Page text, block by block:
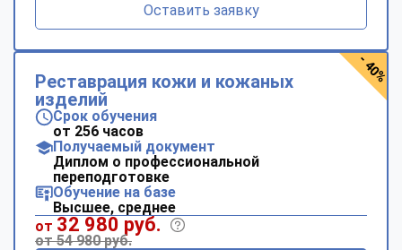
Оставить заявку
Реставрация кожи и кожаных
изделий
Срок обучения
от 256 часов
Получаемый документ
Диплом о профессиональной
переподготовке
Обучение на базе
Высшее, среднее
от 32 980 руб.
от 54 980 руб.
- 40%